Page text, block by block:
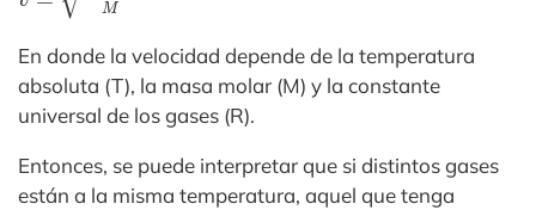
En donde la velocidad depende de la temperatura
absoluta (T), la masa molar (M) y la constante
universal de los gases (R).
Entonces, se puede interpretar que si distintos gases
están a la misma temperatura, aquel que tenga